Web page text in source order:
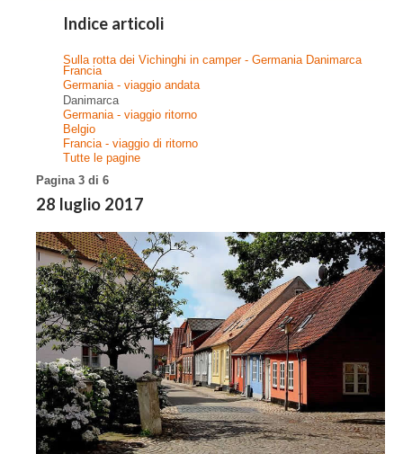
Indice articoli
Sulla rotta dei Vichinghi in camper - Germania Danimarca
Francia
Germania - viaggio andata
Danimarca
Germania - viaggio ritorno
Belgio
Francia - viaggio di ritorno
Tutte le pagine
Pagina 3 di 6
28 luglio 2017